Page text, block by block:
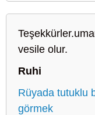
vesile olur.
Ruhi
Rüyada tutuklu
görmek